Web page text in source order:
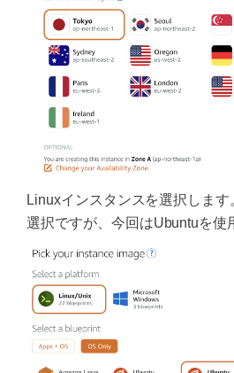
Linuxインスタンスを選択しま
選択ですが、今回はUbuntuを使